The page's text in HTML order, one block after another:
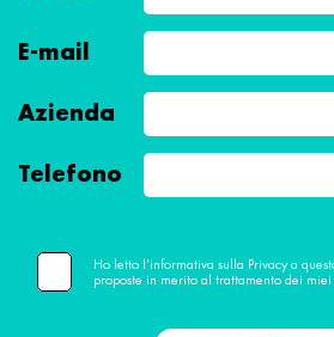
E-mail
Azienda
Telefono
Ho letto l’informativa sulla Privacy a
proposte in merito al trattamento dei miei